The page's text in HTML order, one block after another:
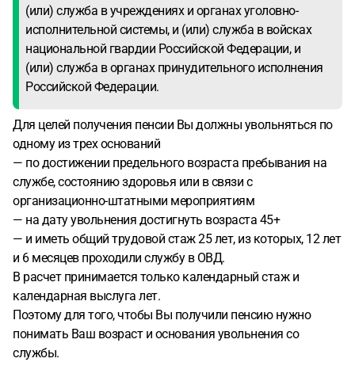
(или) служба в учреждениях и органах уголовно-
исполнительной системы, и (или) служба в войсках
национальной гвардии Российской Федерации, и
(или) служба в органах принудительного исполнения
Российской Федерации.
Для целей получения пенсии Вы должны увольняться по
одному из трех оснований
— по достижении предельного возраста пребывания на
службе, состоянию здоровья или в связи с
организационно-штатными мероприятиям
— на дату увольнения достигнуть возраста 45+
— и иметь общий трудовой стаж 25 лет, из которых, 12 лет
и 6 месяцев проходили службу в ОВД.
В расчет принимается только календарный стаж и
календарная выслуга лет.
Поэтому для того, чтобы Вы получили пенсию нужно
понимать Ваш возраст и основания увольнения со
службы.